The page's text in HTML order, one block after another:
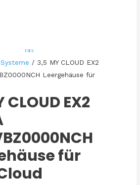
/ 3,5 MY CLOUD EX2
Leergehäuse für
CLOUD EX2
für